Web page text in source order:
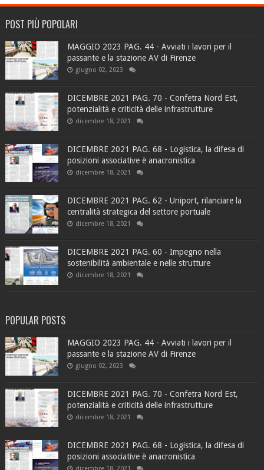
POST PIÙ POPOLARI
MAGGIO 2023 PAG. 44 - Avviati i lavori per il
passante e la stazione AV di Firenze
giugno 02, 2023
DICEMBRE 2021 PAG. 70 - Confetra Nord Est,
potenzialità e criticità delle infrastrutture
dicembre 18, 2021
DICEMBRE 2021 PAG. 68 - Logistica, la difesa di
posizioni associative è anacronistica
dicembre 18, 2021
DICEMBRE 2021 PAG. 62 - Uniport, rilanciare la
centralità strategica del settore portuale
dicembre 18, 2021
DICEMBRE 2021 PAG. 60 - Impegno nella
sostenibilità ambientale e nelle strutture
dicembre 18, 2021
POPULAR POSTS
MAGGIO 2023 PAG. 44 - Avviati i lavori per il
passante e la stazione AV di Firenze
giugno 02, 2023
DICEMBRE 2021 PAG. 70 - Confetra Nord Est,
potenzialità e criticità delle infrastrutture
dicembre 18, 2021
DICEMBRE 2021 PAG. 68 - Logistica, la difesa di
posizioni associative è anacronistica
dicembre 18, 2021